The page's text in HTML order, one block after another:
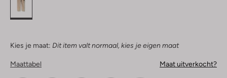
Kies je maat: Dit item valt normaal, kies je eigen maat
Maattabel Maat uitverkocht?